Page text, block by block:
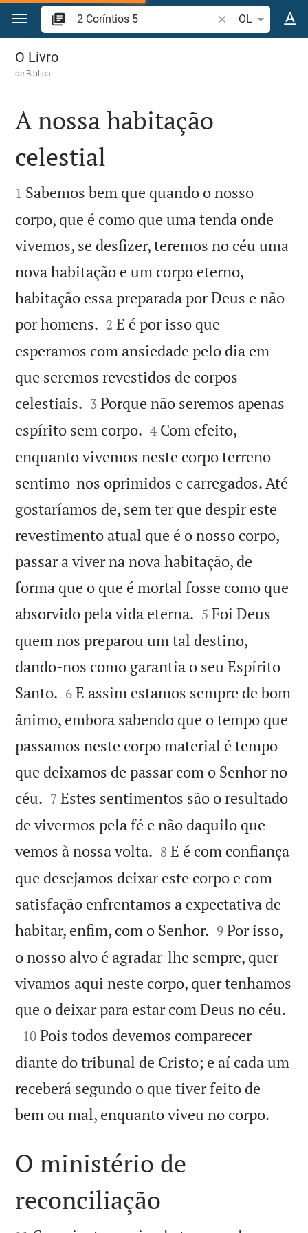
Ir para o conteúdo
Pesquise
OL
2 Coríntios 5
O Livro
de Biblica

A nossa habitação
celestial

1 Sabemos bem que quando o nosso
corpo, que é como que uma tenda onde
vivemos, se desfizer, teremos no céu uma
nova habitação e um corpo eterno,
habitação essa preparada por Deus e não
por homens. 

2 E é por isso que
esperamos com ansiedade pelo dia em
que seremos revestidos de corpos
celestiais. 

3 Porque não seremos apenas
espírito sem corpo. 

4 Com efeito,
enquanto vivemos neste corpo terreno
sentimo-nos oprimidos e carregados. Até
gostaríamos de, sem ter que despir este
revestimento atual que é o nosso corpo,
passar a viver na nova habitação, de
forma que o que é mortal fosse como que
absorvido pela vida eterna. 

5 Foi Deus
quem nos preparou um tal destino,
dando-nos como garantia o seu Espírito
Santo. 

6 E assim estamos sempre de bom
ânimo, embora sabendo que o tempo que
passamos neste corpo material é tempo
que deixamos de passar com o Senhor no
céu. 

7 Estes sentimentos são o resultado
de vivermos pela fé e não daquilo que
vemos à nossa volta. 

8 E é com confiança
que desejamos deixar este corpo e com
satisfação enfrentamos a expectativa de
habitar, enfim, com o Senhor. 

9 Por isso,
o nosso alvo é agradar-lhe sempre, quer
vivamos aqui neste corpo, quer tenhamos
que o deixar para estar com Deus no céu.

10 Pois todos devemos comparecer
diante do tribunal de Cristo; e aí cada um
receberá segundo o que tiver feito de
bem ou mal, enquanto viveu no corpo.
O ministério de
reconciliação